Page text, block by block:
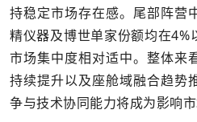
持稳定市场存在感。尾部阵营
精仪器及博世单家份额均在
市场集中度相对适中。整体来
持续提升以及座舱域融合趋势
争与技术协同能力将成为影响市